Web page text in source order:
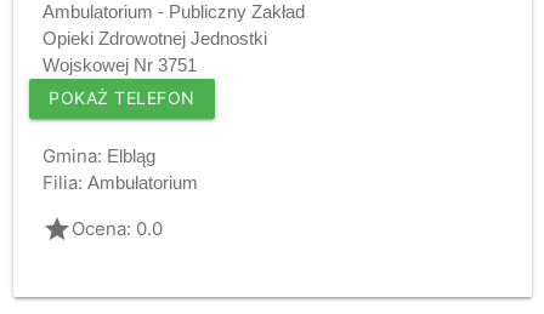
Ambulatorium - Publiczny Zakład
Opieki Zdrowotnej Jednostki
Wojskowej Nr 3751
POKAŻ TELEFON
Gmina: Elbląg
Filia: Ambulatorium
gradeOcena: 0.0